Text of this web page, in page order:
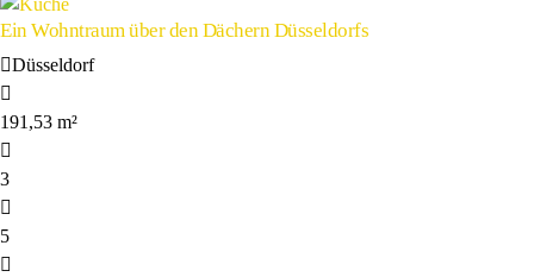
Ein Wohntraum über den Dächern Düsseldorfs
Düsseldorf
191,53 m²
3
5